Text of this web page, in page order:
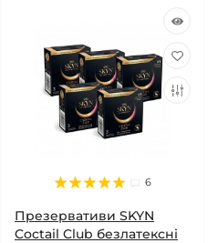
6
Презервативи SKYN
Coctail Club безлатексні